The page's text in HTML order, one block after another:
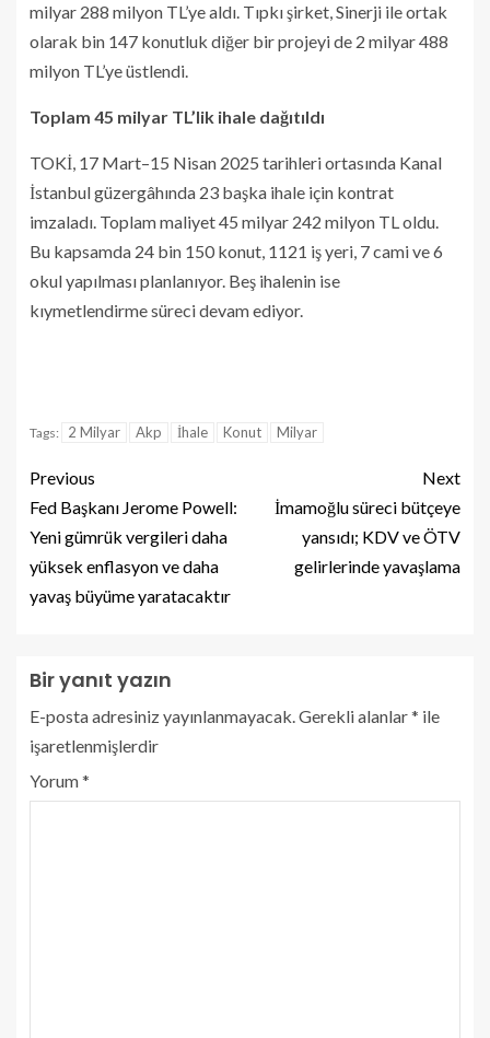
milyar 288 milyon TL’ye aldı. Tıpkı şirket, Sinerji ile ortak
olarak bin 147 konutluk diğer bir projeyi de 2 milyar 488
milyon TL’ye üstlendi.
Toplam 45 milyar TL’lik ihale dağıtıldı
TOKİ, 17 Mart–15 Nisan 2025 tarihleri ortasında Kanal
İstanbul güzergâhında 23 başka ihale için kontrat
imzaladı. Toplam maliyet 45 milyar 242 milyon TL oldu.
Bu kapsamda 24 bin 150 konut, 1121 iş yeri, 7 cami ve 6
okul yapılması planlanıyor. Beş ihalenin ise
kıymetlendirme süreci devam ediyor.
Tags: 2 Milyar Akp İhale Konut Milyar
Previous
Fed Başkanı Jerome Powell:
Yeni gümrük vergileri daha
yüksek enflasyon ve daha
yavaş büyüme yaratacaktır
Next
İmamoğlu süreci bütçeye
yansıdı; KDV ve ÖTV
gelirlerinde yavaşlama
Bir yanıt yazın
E-posta adresiniz yayınlanmayacak.Gerekli alanlar* ile
işaretlenmişlerdir
Yorum*